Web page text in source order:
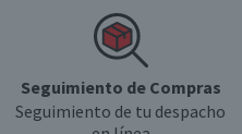
Seguimiento de Compras
Seguimiento de tu despacho